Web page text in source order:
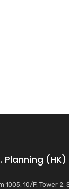
Planning
1005, 10/F, Tower